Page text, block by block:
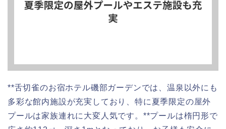
**舌切雀のお宿ホテル磯部ガーデンでは、温泉以外にも
多彩な館内施設が充実しており、特に夏季限定の屋外
プールは家族連れに大変人気です。**プールは楕円形で